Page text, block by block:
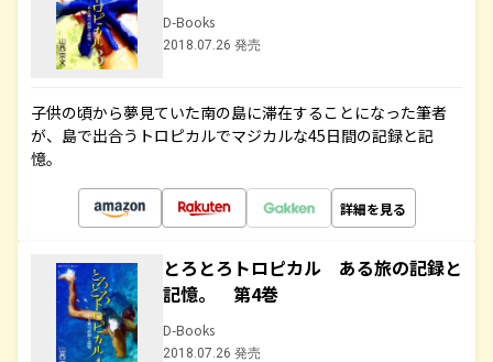
D-Books
2018.07.26 発売
子供の頃から夢見ていた南の島に滞在することになった筆者
が、島で出合うトロピカルでマジカルな45日間の記録と記
憶。
詳細を見る
とろとろトロピカル ある旅の記録と
記憶。 第4巻
D-Books
2018.07.26 発売